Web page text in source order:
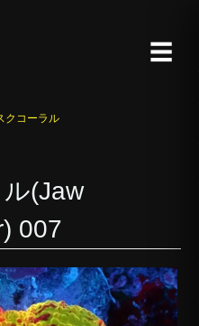
☰
クコーラル
(Jaw
007